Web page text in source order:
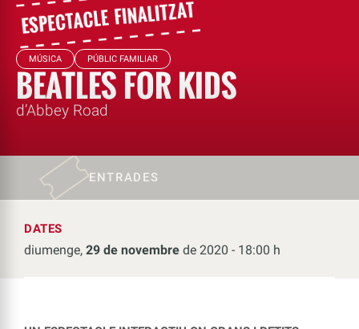
MÚSICA PÚBLIC FAMILIAR
BEATLES FOR KIDS
d’Abbey Road
ENTRADES
DATES
diumenge, 29 de novembre de 2020 - 18:00 h